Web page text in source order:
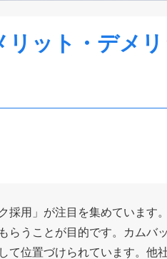
リット・デメ
採用」が注目を集めています
らうことが目的です。カムバ
て位置づけられています。他